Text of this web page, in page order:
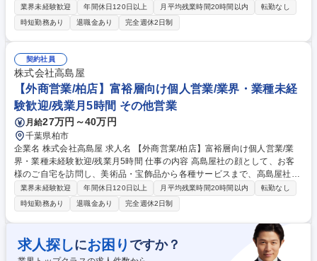
取り扱うあらゆる商品・サービスをお客様のご要望に応じて柔軟にコンサ
ルティング提案するお仕事です。 【具体的には】 ■既に信頼関係のあるお
客様(富裕層を中心とした個人顧客)のご自宅を定期的に訪問し、ライフス
タイルやニーズのヒアリングを行います。 ■お伺いしたご要望に基づき、
美術品・高級時計・国内外のファッション、さらには資産計画に至るま
で、高島屋のすべてのリソースを駆使した最適なご提案を企画・実行しま
す。 ■多様な経験をされた方と接することで自己成長にも繋がるお仕事で
す。 募集職種 【外商営業/横浜店】富裕層向け個人営業/業界・業種未経験
歓迎/残業月5時間
業界未経験歓迎 年間休日120日以上 月平均残業時間20時間以内
転勤なし
時短勤務あり
退職金あり 完全週休2日制
契約社員
株式会社高島屋
【外商営業/柏店】富裕層向け個人営業/業界・業種未経
験歓迎/残業月5時間 その他営業
月給27万円～40万円
千葉県柏市
企業名 株式会社高島屋 求人名 【外商営業/柏店】富裕層向け個人営業/業
界・業種未経験歓迎/残業月5時間 仕事の内容 高島屋社の顔として、お客
様のご自宅を訪問し、美術品・宝飾品から各種サービスまで、高島屋社が
取り扱うあらゆる商品・サービスをお客様のご要望に応じて柔軟にコンサ
ルティング提案するお仕事です。 【具体的には】 ■既に信頼関係のあるお
客様(富裕層を中心とした個人顧客)のご自宅を定期的に訪問し、ライフス
タイルやニーズのヒアリングを行います。 ■お伺いしたご要望に基づき、
美術品・高級時計・国内外のファッション、さらには資産計画に至るま
で、高島屋のすべてのリソースを駆使した最適なご提案を企画・実行しま
業界未経験歓迎 年間休日120日以上 月平均残業時間20時間以内
転勤なし
時短勤務あり
退職金あり 完全週休2日制
求人探しにお困り ですか？